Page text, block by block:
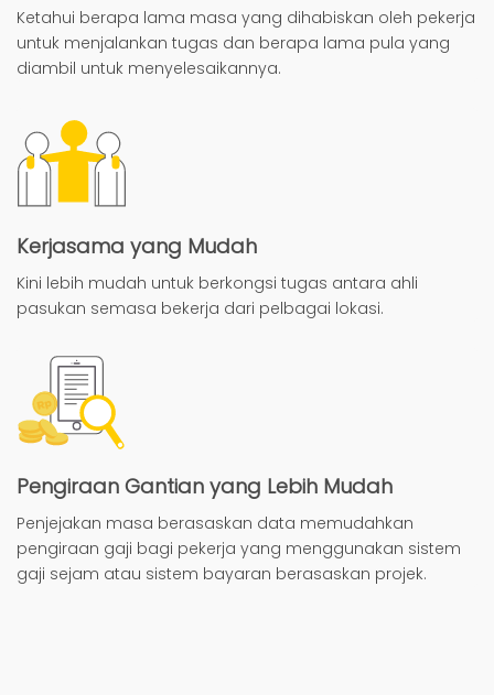
Ketahui berapa lama masa yang dihabiskan oleh pekerja
untuk menjalankan tugas dan berapa lama pula yang
diambil untuk menyelesaikannya.
Kerjasama yang Mudah
Kini lebih mudah untuk berkongsi tugas antara ahli
pasukan semasa bekerja dari pelbagai lokasi.
Pengiraan Gantian yang Lebih Mudah
Penjejakan masa berasaskan data memudahkan
pengiraan gaji bagi pekerja yang menggunakan sistem
gaji sejam atau sistem bayaran berasaskan projek.